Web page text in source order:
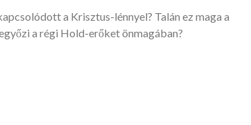
a Krisztus-lénnyel? Talán ez maga a
a régi Hold-erőket önmagában?